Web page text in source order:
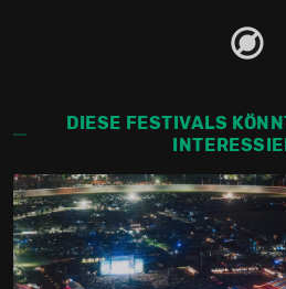
DIESE FESTIVALS